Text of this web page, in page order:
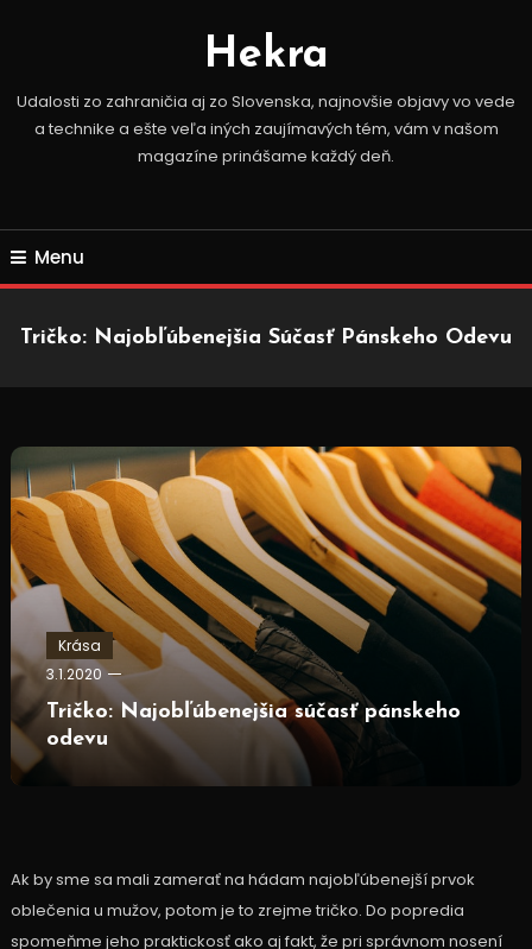
Hekra
Udalosti zo zahraničia aj zo Slovenska, najnovšie objavy vo vede
a technike a ešte veľa iných zaujímavých tém, vám v našom
magazíne prinášame každý deň.
Menu
Tričko: Najobľúbenejšia Súčasť Pánskeho Odevu
Krása
3.1.2020
Tričko: Najobľúbenejšia súčasť pánskeho
odevu
Ak by sme sa mali zamerať na hádam najobľúbenejší prvok
oblečenia u mužov, potom je to zrejme tričko. Do popredia
spomeňme jeho praktickosť ako aj fakt, že pri správnom nosení